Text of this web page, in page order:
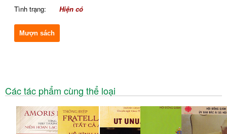
Tình trạng:
Hiện có
Mượn sách
Các tác phẩm cùng thể loại